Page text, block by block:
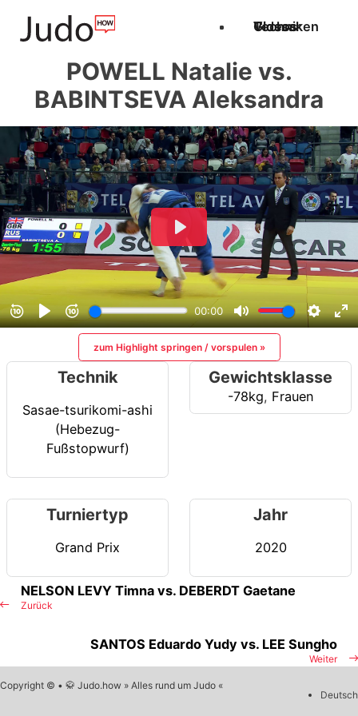
Techniken
Videos
Glossar
POWELL Natalie vs.
BABINTSEVA Aleksandra
zum Highlight springen / vorspulen »
Technik
Sasae-tsurikomi-ashi
(Hebezug-
Fußstopwurf)
Gewichtsklasse
-78kg, Frauen
Turniertyp
Grand Prix
Jahr
2020
Zurück
NELSON LEVY Timna vs. DEBERDT Gaetane
Weiter
SANTOS Eduardo Yudy vs. LEE Sungho
Copyright © • 🥋 Judo.how » Alles rund um Judo «
Deutsch